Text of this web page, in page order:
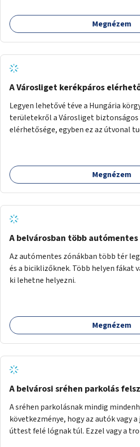
Megnézem
A Városliget kerékpáros
Legyen lehetővé téve a Hungária
területekről a Városliget biztonságos
elérhetősége, egyben ez az útvonal
kerékpárosbaráttá alakítása a
Dózsa György útig, és kapcsolatot
útig, majd a Városliget belváros felé
Mihály útról kapcsolatot kell létesíteni
felé.
Megnézem
A belvárosban több autómentes
Az autómentes zónákban több tér
és a biciklizőknek. Több helyen fákat
ki lehetne helyezni.
Megnézem
A belvárosi sréhen parkolás
A sréhen parkolásnak mindig
következménye, hogy az autók vagy a
úttest felé lógnak túl. Ezzel vagy a